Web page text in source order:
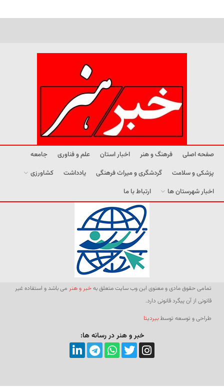
صفحه اصلی فرهنگ و هنر اخبار استان علم و فناوری
جامعه
پزشکی و سلامت
گردشگری و میراث فرهنگی یادداشت
کشاورزی
اخبار شهرستان ها
ارتباط با ما
تمامی حقوق مادی و معنوی این وب سایت متعلق بهخبر و هنر می باشد و استفاده غیر
قانونی از آن پیگرد قانونی دارد.
طراحی و توسعه توسطبیردیتا
خبر و هنر در رسانه ها: